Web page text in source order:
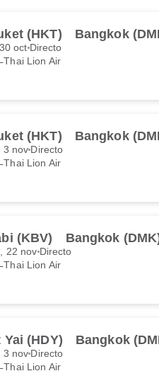
(HKT) Bangkok
oct Directo
Thai Lion Air
(HKT) Bangkok
3 nov Directo
Thai Lion Air
(KBV) Bangkok
22 nov Directo
Thai Lion Air
Yai (HDY) Bangkok
3 nov Directo
Thai Lion Air